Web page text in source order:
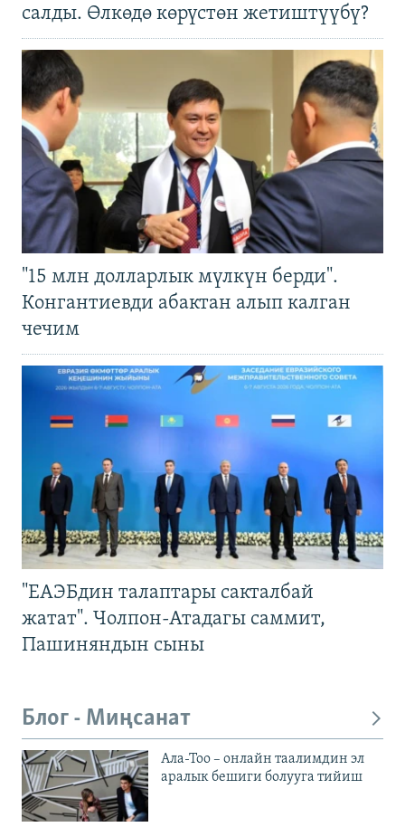
салды. Өлкөдө көрүстөн жетиштүүбү?
"15 млн долларлык мүлкүн берди".
Конгантиевди абактан алып калган
чечим
"ЕАЭБдин талаптары сакталбай
жатат". Чолпон-Атадагы саммит,
Пашиняндын сыны
Блог - Миңсанат
Ала-Тоо – онлайн таалимдин эл
аралык бешиги болууга тийиш